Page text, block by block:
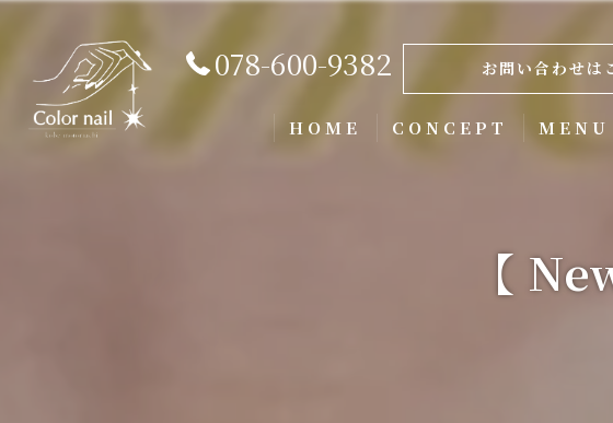
078-600-9382 お問い合わせは
HOME CONCEPT MENU
【